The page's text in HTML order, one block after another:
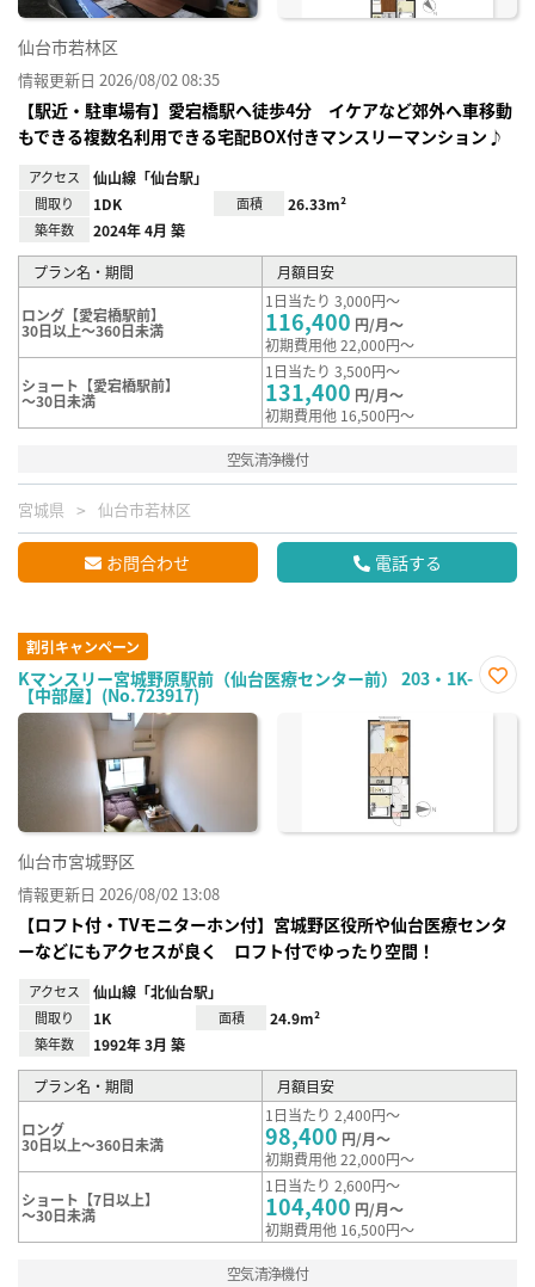
仙台市若林区
情報更新日 2026/08/02 08:35
【駅近・駐車場有】愛宕橋駅へ徒歩4分 イケアなど郊外へ車移動
もできる複数名利用できる宅配BOX付きマンスリーマンション♪
アクセス 仙山線「仙台駅」
間取り 1DK 面積 26.33m²
築年数 2024年 4月 築
プラン名・期間 月額目安
ロング【愛宕橋駅前】
30日以上～360日未満
1日当たり 3,000円～
116,400 円/月～
初期費用他 22,000円～
ショート【愛宕橋駅前】
～30日未満
1日当たり 3,500円～
131,400 円/月～
初期費用他 16,500円～
空気清浄機付
宮城県 仙台市若林区
お問合わせ 電話する
割引キャンペーン
Kマンスリー宮城野原駅前（仙台医療センター前） 203・1K-
【中部屋】(No.723917)
に入
仙台市宮城野区
情報更新日 2026/08/02 13:08
【ロフト付・TVモニターホン付】宮城野区役所や仙台医療センタ
ーなどにもアクセスが良く ロフト付でゆったり空間！
アクセス 仙山線「北仙台駅」
間取り 1K 面積 24.9m²
築年数 1992年 3月 築
プラン名・期間 月額目安
ロング
30日以上～360日未満
1日当たり 2,400円～
98,400 円/月～
初期費用他 22,000円～
ショート【7日以上】
～30日未満
1日当たり 2,600円～
104,400 円/月～
初期費用他 16,500円～
空気清浄機付